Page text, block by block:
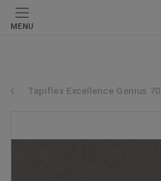
MENU
Tapiflex Excellence Genius 70